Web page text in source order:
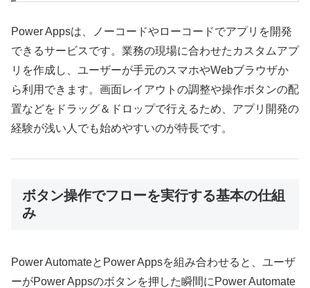
Power Appsは、ノーコードやローコードでアプリを開発
できるサービスです。業務の現場に合わせたカスタムアプ
リを作成し、ユーザーが手元のスマホやWebブラウザか
ら利用できます。画面レイアウトの調整や操作ボタンの配
置などをドラッグ＆ドロップで行えるため、アプリ開発の
経験が浅い人でも始めやすいのが特長です。
ボタン操作でフローを実行する基本の仕組
み
Power AutomateとPower Appsを組み合わせると、ユーザ
ーがPower Appsのボタンを押した瞬間にPower Automate